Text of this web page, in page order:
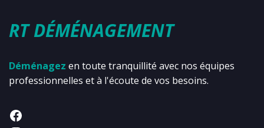
RT DÉMÉNAGEMENT
Déménagez en toute tranquillité avec nos équipes
professionnelles et à l'écoute de vos besoins.